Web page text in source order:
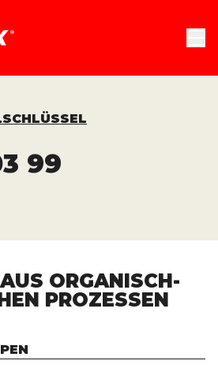
99
ORGANISCH-
PROZESSEN